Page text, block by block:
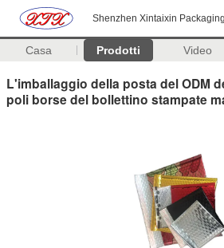
Shenzhen Xintaixin
Casa Prodotti Video
L'imballaggio della posta del ODM
poli borse del bollettino stampate